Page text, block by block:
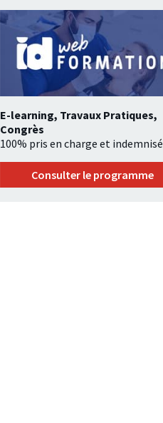
E-learning, Travaux Pratiques,
Congrès
100% pris en charge et indemnisé
Consulter le programme